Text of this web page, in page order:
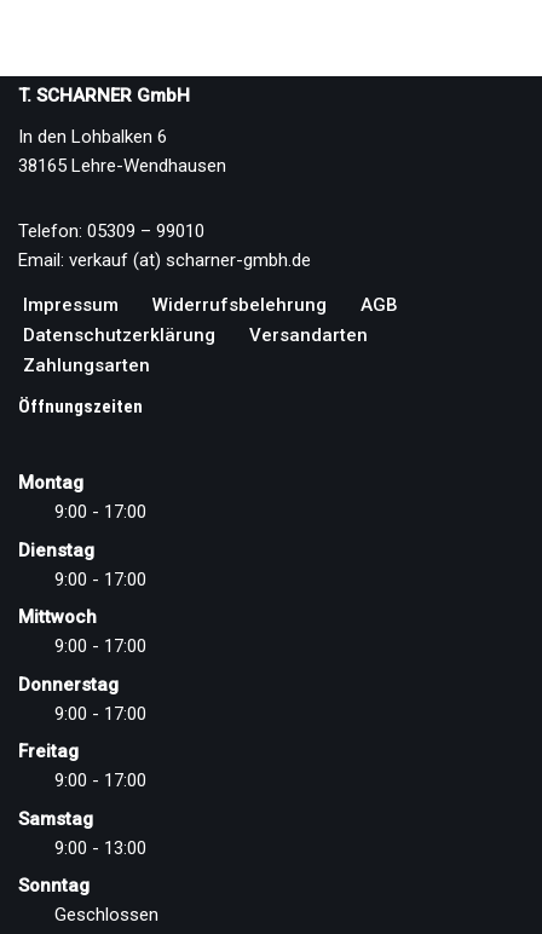
T. SCHARNER GmbH
In den Lohbalken 6
38165 Lehre-Wendhausen
Telefon: 05309 – 99010
Email: verkauf (at) scharner-gmbh.de
Impressum Widerrufsbelehrung
AGB
Datenschutzerklärung
Versandarten
Zahlungsarten
Öffnungszeiten
Montag
9:00 - 17:00
Dienstag
9:00 - 17:00
Mittwoch
9:00 - 17:00
Donnerstag
9:00 - 17:00
Freitag
9:00 - 17:00
Samstag
9:00 - 13:00
Sonntag
Geschlossen